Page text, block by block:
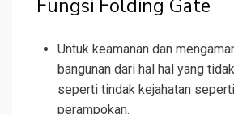
Fungsi Folding Gate
Untuk keamanan dan
bangunan dari hal hal yang
seperti tindak kejahatan
perampokan.